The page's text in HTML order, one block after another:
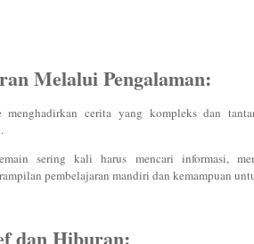
Melalui Pengalaman:
cerita yang kompleks dan
sering kali harus mencari informasi,
pembelajaran mandiri dan kemampuan
dan Hiburan: